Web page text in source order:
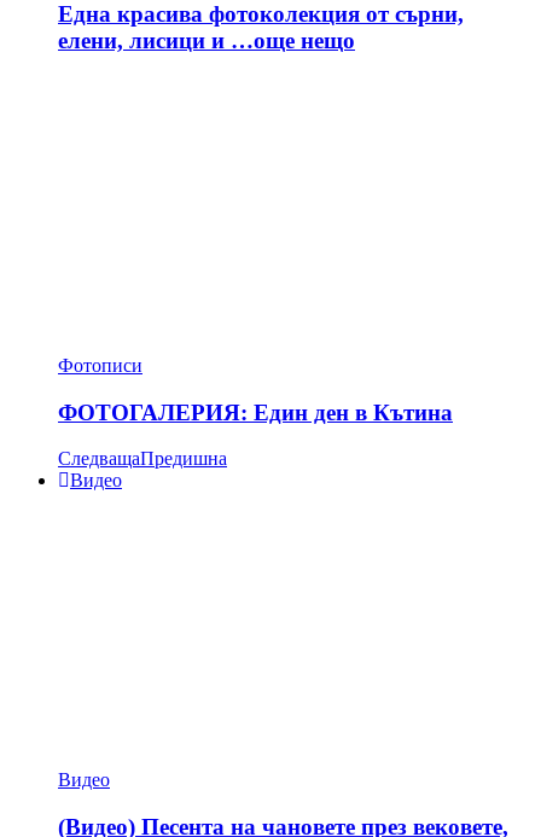
Една красива фотоколекция от сърни,
елени, лисици и …още нещо
Фотописи
ФОТОГАЛЕРИЯ: Един ден в Кътина
СледващаПредишна
Видео
Видео
(Видео) Песента на чановете през вековете,